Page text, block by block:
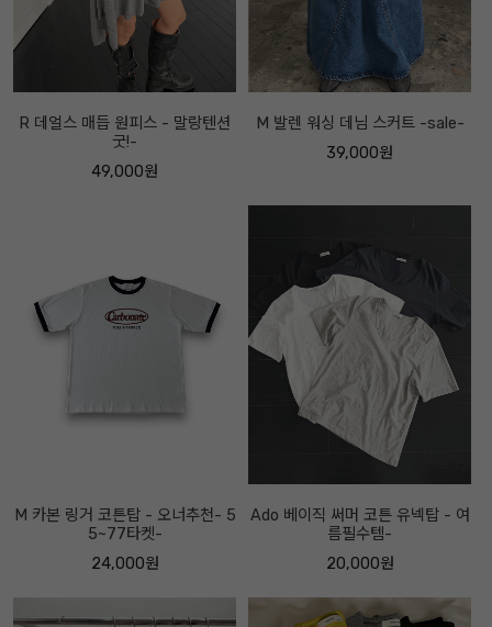
R 데얼스 매듭 원피스 - 말랑텐션
굿!-
49,000원
M 발렌 워싱 데님 스커트 -sale-
39,000원
M 카본 링거 코튼탑 - 오너추천- 5
5~77타켓-
24,000원
Ado 베이직 써머 코튼 유넥탑 - 여
름필수템-
20,000원